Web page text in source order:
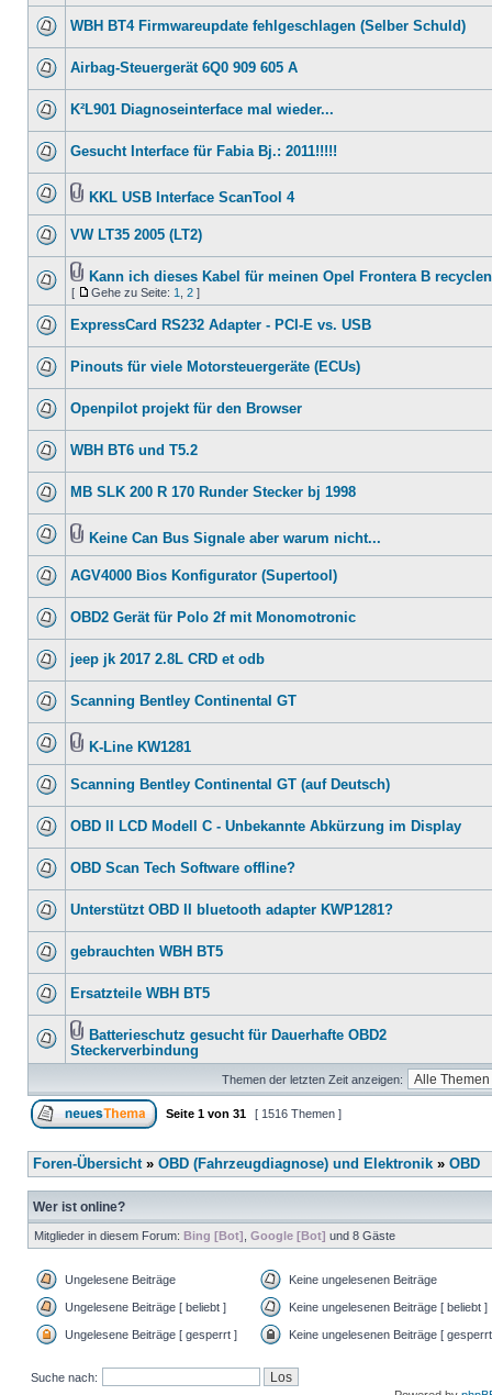
WBH BT4 Firmwareupdate fehlgeschlagen (Selber Schuld)
Airbag-Steuergerät 6Q0 909 605 A
K²L901 Diagnoseinterface mal wieder...
Gesucht Interface für Fabia Bj.: 2011!!!!!
KKL USB Interface ScanTool 4
VW LT35 2005 (LT2)
Kann ich dieses Kabel für meinen Opel Frontera B
[ Gehe zu Seite: 1 2 ]
ExpressCard RS232 Adapter - PCI-E vs. USB
Pinouts für viele Motorsteuergeräte (ECUs)
Openpilot projekt für den Browser
WBH BT6 und T5.2
MB SLK 200 R 170 Runder Stecker bj 1998
Keine Can Bus Signale aber warum nicht...
AGV4000 Bios Konfigurator (Supertool)
OBD2 Gerät für Polo 2f mit Monomotronic
jeep jk 2017 2.8L CRD et odb
Scanning Bentley Continental GT
K-Line KW1281
Scanning Bentley Continental GT (auf Deutsch)
OBD II LCD Modell C - Unbekannte Abkürzung im Display
OBD Scan Tech Software offline?
Unterstützt OBD II bluetooth adapter KWP1281?
gebrauchten WBH BT5
Ersatzteile WBH BT5
Batterieschutz gesucht für Dauerhafte OBD2
Steckerverbindung
Themen der letzten Zeit anzeigen:
Seite 1 von 31 [ 1516 Themen ]
Foren-Übersicht» OBD (Fahrzeugdiagnose) und Elektronik » OBD
Wer ist online?
Mitglieder in diesem Forum: Bing [Bot] Google [Bot] und 8 Gäste
Ungelesene Beiträge Keine ungelesenen Beiträge
Ungelesene Beiträge [ beliebt ] Keine ungelesenen Beiträge [ beliebt ]
Ungelesene Beiträge [ gesperrt ] Keine ungelesenen Beiträge [
Suche nach: